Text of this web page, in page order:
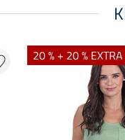
20 % + 20 % EXTRA